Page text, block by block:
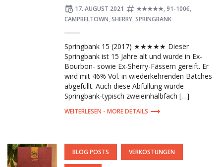
Posted
on
17. AUGUST 2021 Tagged:
★★★★★, 91-100€,
CAMPBELTOWN, SHERRY, SPRINGBANK
Springbank 15 (2017) ★★★★★ Dieser
Springbank ist 15 Jahre alt und wurde in Ex-
Bourbon- sowie Ex-Sherry-Fässern gereift. Er
wird mit 46% Vol. in wiederkehrenden Batches
abgefüllt. Auch diese Abfüllung wurde
Springbank-typisch zweieinhalbfach […]
MORE DETAILS
POSTED
BLOG POSTS VERKOSTUNGEN